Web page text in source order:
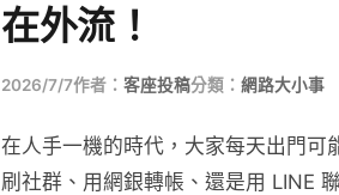
在外流！
2026/7/7作者： 客座投稿分類： 網路大小事
在人手一機的時代，大家每天出門可
刷社群、用網銀轉帳、還是用 LINE